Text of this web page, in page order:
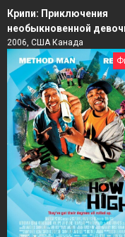
Крипи: Приключения
необыкновенной
2006, США Канада